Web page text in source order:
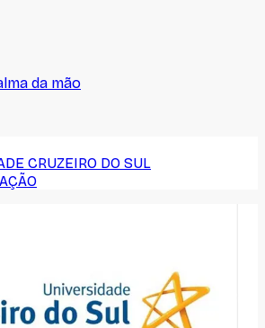
da mão
CRUZEIRO DO SUL